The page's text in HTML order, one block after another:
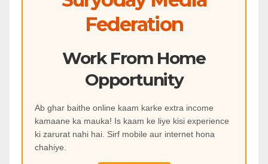
Federation
Work From Home
Opportunity
Ab ghar baithe online kaam karke extra income
kamaane ka mauka! Is kaam ke liye kisi experience
ki zarurat nahi hai. Sirf mobile aur internet hona
chahiye.